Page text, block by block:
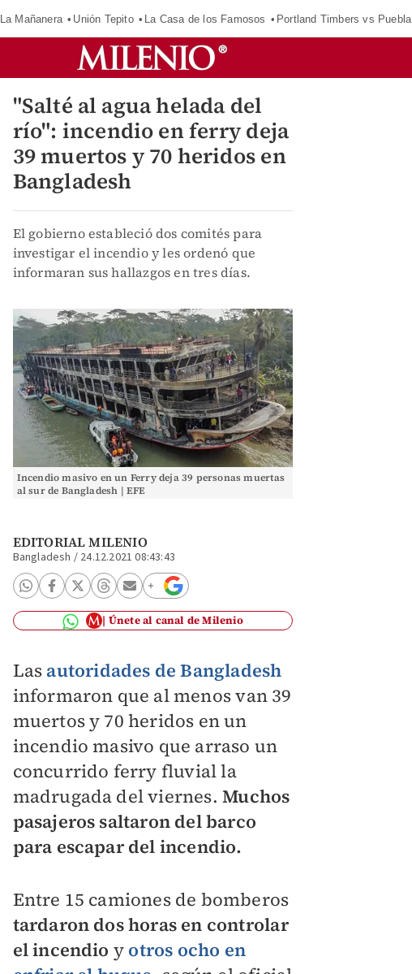
La Mañanera Unión Tepito La Casa de los Famosos Portland Timbers vs Puebla
"Salté al agua helada del
río": incendio en ferry deja
39 muertos y 70 heridos en
Bangladesh
El gobierno estableció dos comités para
investigar el incendio y les ordenó que
informaran sus hallazgos en tres días.
Incendio masivo en un Ferry deja 39 personas muertas
al sur de Bangladesh | EFE
EDITORIAL MILENIO
Bangladesh / 24.12.2021 08:43:43
Únete al canal de Milenio
Las autoridades de Bangladesh
informaron que al menos van 39
muertos y 70 heridos en un
incendio masivo que arraso un
concurrido ferry fluvial la
madrugada del viernes.Muchos
pasajeros saltaron del barco
para escapar del incendio.
Entre 15 camiones de bomberos
tardaron dos horas en controlar
el incendio y otros ocho en